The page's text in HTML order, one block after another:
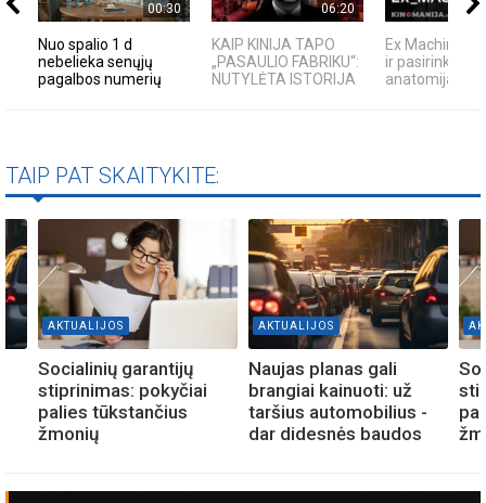
00:30
Nuo spalio 1 d
nebelieka senųjų
pagalbos numerių
06:20
KAIP KINIJA TAPO
„PASAULIO FABRIKU“:
NUTYLĖTA ISTORIJA
Ex Machina:
ir pasirinkimo
anatomija
TAIP PAT SKAITYKITE:
AKTUALIJOS
Socialinių garantijų
stiprinimas: pokyčiai
palies tūkstančius
žmonių
AKTUALIJOS
Naujas planas gali
brangiai kainuoti: už
taršius automobilius -
dar didesnės baudos